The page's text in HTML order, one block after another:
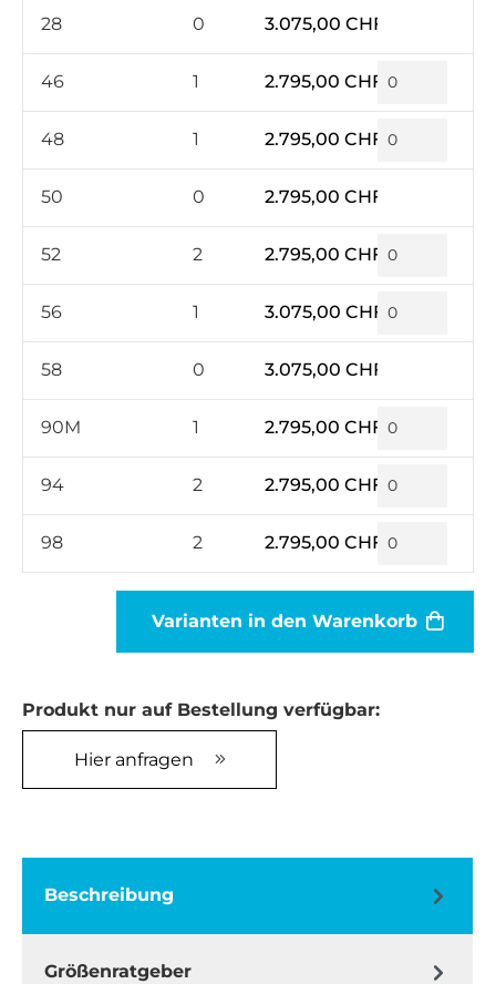
28 0 3.075,00 CHF*
46 1 2.795,00 CHF*
48 1 2.795,00 CHF*
50 0 2.795,00 CHF*
52 2 2.795,00 CHF*
56 1 3.075,00 CHF*
58 0 3.075,00 CHF*
90M 1 2.795,00 CHF*
94 2 2.795,00 CHF*
98 2 2.795,00 CHF*
Varianten in den Warenkorb
Produkt nur auf Bestellung verfügbar:
Hier anfragen
Beschreibung
Größenratgeber